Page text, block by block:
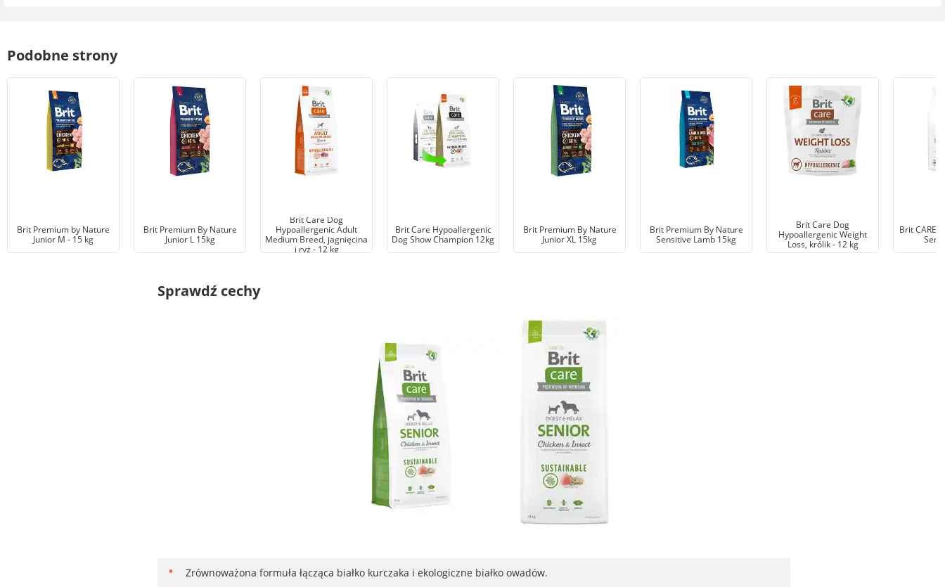
Podobne strony
Brit Premium by Nature
Junior M - 15 kg
Brit Premium By Nature
Junior L 15kg
Brit Care Dog
Hypoallergenic Adult
Medium Breed, jagnięcina
i ryż - 12 kg
Brit Care Hypoallergenic
Dog Show Champion 12kg
Brit Premium By Nature
Junior XL 15kg
Brit Premium By Nature
Sensitive Lamb 15kg
Brit Care Dog
Hypoallergenic Weight
Loss, królik - 12 kg
Brit CARE
Sprawdź cechy
Zrównoważona formuła łącząca białko kurczaka i ekologiczne białko owadów.